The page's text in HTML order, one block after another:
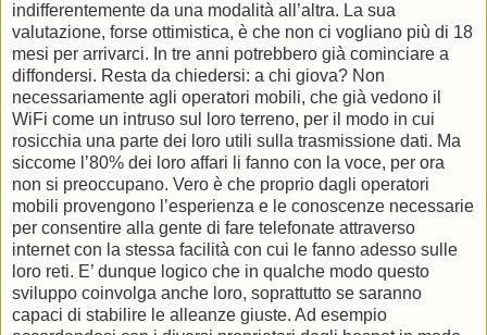
indifferentemente da una modalità all’altra. La sua
valutazione, forse ottimistica, è che non ci vogliano più di 18
mesi per arrivarci. In tre anni potrebbero già cominciare a
diffondersi. Resta da chiedersi: a chi giova? Non
necessariamente agli operatori mobili, che già vedono il
WiFi come un intruso sul loro terreno, per il modo in cui
rosicchia una parte dei loro utili sulla trasmissione dati. Ma
siccome l’80% dei loro affari li fanno con la voce, per ora
non si preoccupano. Vero è che proprio dagli operatori
mobili provengono l’esperienza e le conoscenze necessarie
per consentire alla gente di fare telefonate attraverso
internet con la stessa facilità con cui le fanno adesso sulle
loro reti. E’ dunque logico che in qualche modo questo
sviluppo coinvolga anche loro, soprattutto se saranno
capaci di stabilire le alleanze giuste. Ad esempio